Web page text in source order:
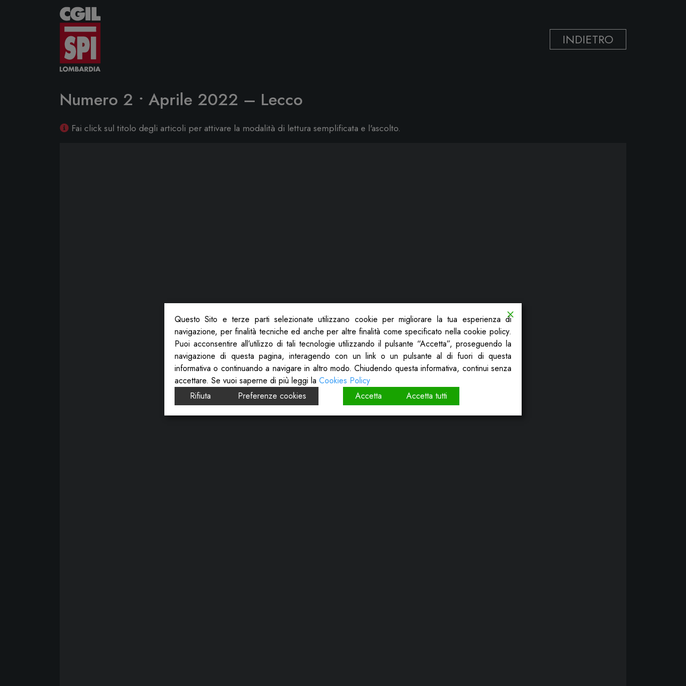
Vai al contenuto
INDIETRO
Numero 2 • Aprile 2022 – Lecco
Fai click sul titolo degli articoli per attivare la modalità di lettura semplificata e l'ascolto.
Questo Sito e terze parti selezionate utilizzano cookie per migliorare la tua esperienza di
navigazione, per finalità tecniche ed anche per altre finalità come specificato nella cookie policy.
Puoi acconsentire all’utilizzo di tali tecnologie utilizzando il pulsante “Accetta”, proseguendo la
navigazione di questa pagina, interagendo con un link o un pulsante al di fuori di questa
informativa o continuando a navigare in altro modo. Chiudendo questa informativa, continui senza
accettare. Se vuoi saperne di più leggi la Cookies Policy
Rifiuta
Preferenze cookies Accetta Accetta tutti